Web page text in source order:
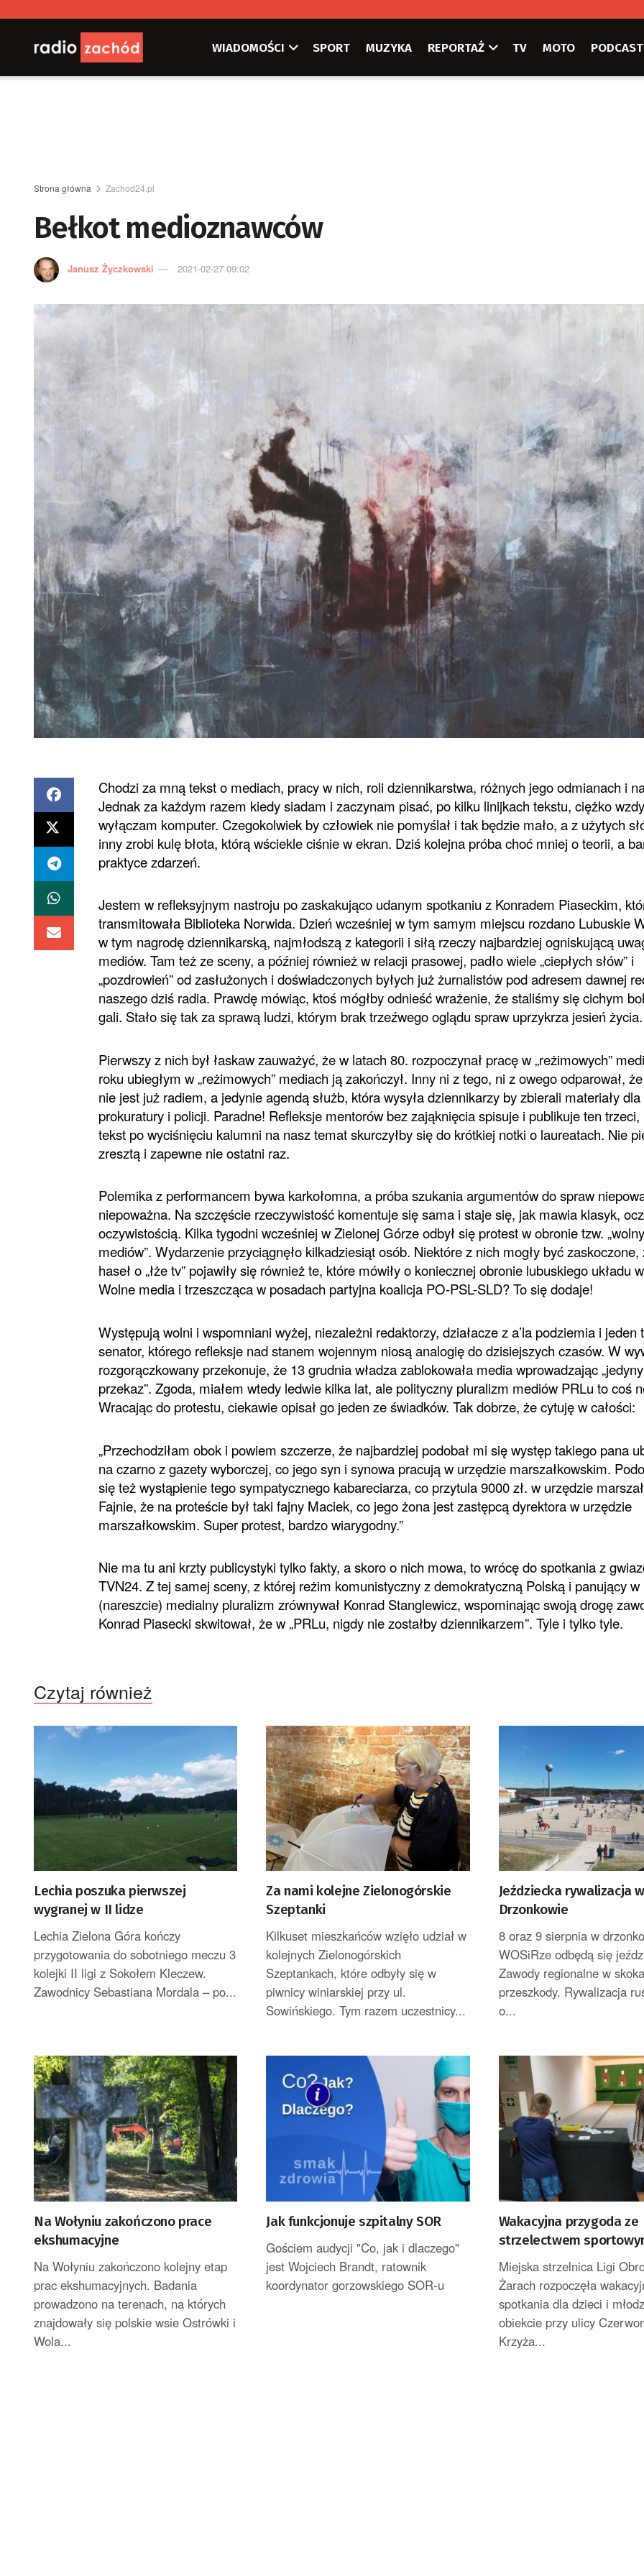
WIADOMOŚCI SPORT MUZYKA REPORTAŻ TV MOTO
Strona główna Zachod24.pl
Bełkot medioznawców
Janusz Życzkowski 2021-02-27 09:02
Chodzi za mną tekst o mediach, pracy w nich, roli dziennikarstwa, różnych jego odmianach i
Jednak za każdym razem kiedy siadam i zaczynam pisać, po kilku linijkach tekstu, ciężko
wyłączam komputer. Czegokolwiek by człowiek nie pomyślał i tak będzie mało, a z użytych
inny zrobi kulę błota, którą wściekle ciśnie w ekran. Dziś kolejna próba choć mniej o teorii, a
praktyce zdarzeń.
Jestem w refleksyjnym nastroju po zaskakująco udanym spotkaniu z Konradem Piaseckim,
transmitowała Biblioteka Norwida. Dzień wcześniej w tym samym miejscu rozdano Lubuskie
w tym nagrodę dziennikarską, najmłodszą z kategorii i siłą rzeczy najbardziej ogniskującą
mediów. Tam też ze sceny, a później również w relacji prasowej, padło wiele „ciepłych słów” i
„pozdrowień” od zasłużonych i doświadczonych byłych już żurnalistów pod adresem dawnej
naszego dziś radia. Prawdę mówiąc, ktoś mógłby odnieść wrażenie, że staliśmy się cichym
gali. Stało się tak za sprawą ludzi, którym brak trzeźwego oglądu spraw uprzykrza jesień życia.
Pierwszy z nich był łaskaw zauważyć, że w latach 80. rozpoczynał pracę w „reżimowych”
roku ubiegłym w „reżimowych” mediach ją zakończył. Inny ni z tego, ni z owego odparował,
nie jest już radiem, a jedynie agendą służb, która wysyła dziennikarzy by zbierali materiały dla
prokuratury i policji. Paradne! Refleksje mentorów bez zająknięcia spisuje i publikuje ten trzeci,
tekst po wyciśnięciu kalumni na nasz temat skurczyłby się do krótkiej notki o laureatach. Nie
zresztą i zapewne nie ostatni raz.
Polemika z performancem bywa karkołomna, a próba szukania argumentów do spraw
niepoważna. Na szczęście rzeczywistość komentuje się sama i staje się, jak mawia klasyk,
oczywistością. Kilka tygodni wcześniej w Zielonej Górze odbył się protest w obronie tzw.
mediów”. Wydarzenie przyciągnęło kilkadziesiąt osób. Niektóre z nich mogły być zaskoczone,
haseł o „łże tv” pojawiły się również te, które mówiły o koniecznej obronie lubuskiego układu
Wolne media i trzeszcząca w posadach partyjna koalicja PO-PSL-SLD? To się dodaje!
Występują wolni i wspomniani wyżej, niezależni redaktorzy, działacze z a’la podziemia i jeden
senator, którego refleksje nad stanem wojennym niosą analogię do dzisiejszych czasów. W
rozgorączkowany przekonuje, że 13 grudnia władza zablokowała media wprowadzając
przekaz”. Zgoda, miałem wtedy ledwie kilka lat, ale polityczny pluralizm mediów PRLu to coś
Wracając do protestu, ciekawie opisał go jeden ze świadków. Tak dobrze, że cytuję w całości:
„Przechodziłam obok i powiem szczerze, że najbardziej podobał mi się występ takiego pana
na czarno z gazety wyborczej, co jego syn i synowa pracują w urzędzie marszałkowskim.
się też wystąpienie tego sympatycznego kabareciarza, co przytula 9000 zł. w urzędzie
Fajnie, że na proteście był taki fajny Maciek, co jego żona jest zastępcą dyrektora w urzędzie
marszałkowskim. Super protest, bardzo wiarygodny.”
Nie ma tu ani krzty publicystyki tylko fakty, a skoro o nich mowa, to wrócę do spotkania z
TVN24. Z tej samej sceny, z której reżim komunistyczny z demokratyczną Polską i panujący w
(nareszcie) medialny pluralizm zrównywał Konrad Stanglewicz, wspominając swoją drogę
Konrad Piasecki skwitował, że w „PRLu, nigdy nie zostałby dziennikarzem”. Tyle i tylko tyle.
Czytaj również
Lechia poszuka pierwszej
wygranej w II lidze
Lechia Zielona Góra kończy
przygotowania do sobotniego meczu 3
kolejki II ligi z Sokołem Kleczew.
Zawodnicy Sebastiana Mordala – po...
Za nami kolejne Zielonogórskie
Szeptanki
Kilkuset mieszkańców wzięło udział w
kolejnych Zielonogórskich
Szeptankach, które odbyły się w
piwnicy winiarskiej przy ul.
Sowińskiego. Tym razem uczestnicy...
Jeździecka rywalizacja
Drzonkowie
8 oraz 9 sierpnia w
WOSiRze odbędą się
Zawody regionalne w
przeszkody. Rywalizacja
o...
Na Wołyniu zakończono prace
ekshumacyjne
Na Wołyniu zakończono kolejny etap
prac ekshumacyjnych. Badania
prowadzono na terenach, na których
znajdowały się polskie wsie Ostrówki i
Wola...
Jak funkcjonuje szpitalny SOR
Gościem audycji "Co, jak i dlaczego"
jest Wojciech Brandt, ratownik
koordynator gorzowskiego SOR-u
Wakacyjna przygoda ze
strzelectwem
Żarach
Miejska strzelnica Ligi
Żarach rozpoczęła
spotkania dla dzieci i
obiekcie przy ulicy
Krzyża...